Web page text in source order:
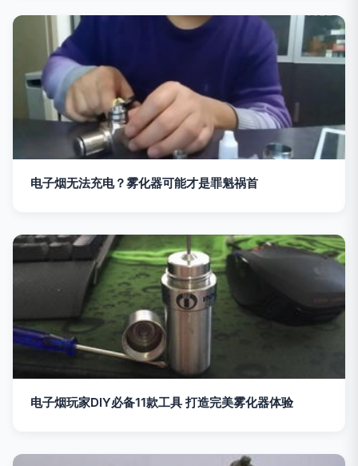
电子烟无法充电？雾化器可能才是罪魁祸首
电子烟玩家DIY必备11款工具 打造完美雾化器体验